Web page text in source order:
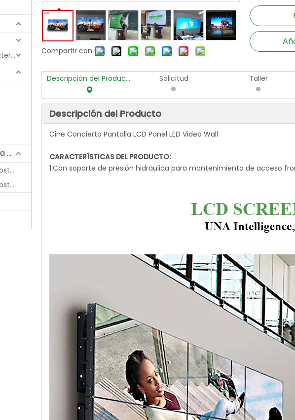
Pantalla digital LED para exteriores
Soporte de pancarta para poste de lámpara
Soporte de pancarta de poste de lámpara económica
Soporte de pancarta de poste de lámpara con resorte
Compartir con:
Descripción del Producto Solicitud Taller
Descripción del Producto
Cine Concierto Pantalla LCD Panel LED Video Wall
CARACTERÍSTICAS DEL PRODUCTO:
1.Con soporte de presión hidráulica para mantenimiento de acceso